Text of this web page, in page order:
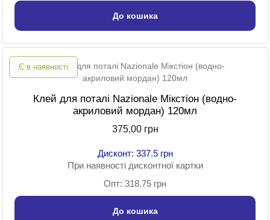
До кошика
Є в наявності
Клей для поталі Nazionale Мікстіон (водно-
акриловий мордан) 120мл
375,00 грн
Дисконт: 337.5 грн
При наявності дисконтної картки
Опт: 318.75 грн
До кошика